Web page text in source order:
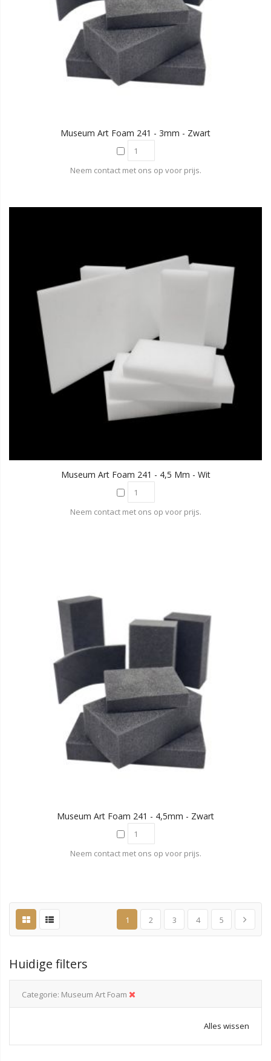
Museum Art Foam 241 - 3mm - Zwart
Neem contact met ons op voor prijs.
Museum Art Foam 241 - 4,5 Mm - Wit
Neem contact met ons op voor prijs.
Museum Art Foam 241 - 4,5mm - Zwart
Neem contact met ons op voor prijs.
1 2 3 4 5
Huidige filters
Categorie Museum Art Foam
Alles wissen